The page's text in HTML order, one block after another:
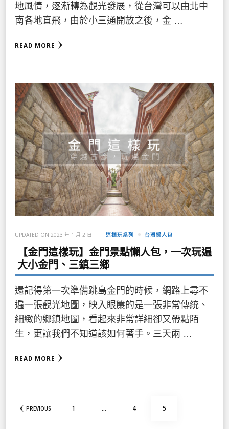
地風情，逐漸轉為觀光發展，從台灣可以由北中
南各地直飛，由於小三通開放之後，金 …
READ MORE
UPDATED ON 2023 年 1 月 2 日 這樣玩系列 台灣懶人包
【金門這樣玩】金門景點懶人包，一次玩遍
大小金門、三鎮三鄉
還記得第一次準備跳島金門的時候，網路上尋不
遍一張觀光地圖，映入眼簾的是一張非常傳統、
細緻的鄉鎮地圖，看起來非常詳細卻又帶點陌
生，更讓我們不知道該如何著手。三天兩 …
READ MORE
章 PREVIOUS PAGE
1 ... PAGE
4 PAGE
5